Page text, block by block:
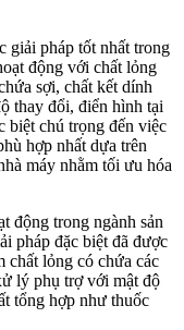
giải pháp tốt nhất trong
động với chất lỏng
sợi, chất kết dính
thay đổi, điển hình tại
biệt chú trọng đến việc
hợp nhất dựa trên
máy nhằm tối ưu hóa
động trong ngành sản
pháp đặc biệt đã được
chất lỏng có chứa các
lý phụ trợ với mật độ
tổng hợp như thuốc